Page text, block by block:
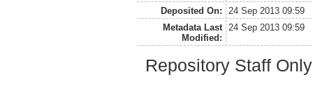
Deposited On:
24 Sep 2013 09:59
Metadata Last
Modified:
24 Sep 2013 09:59
Repository Staff